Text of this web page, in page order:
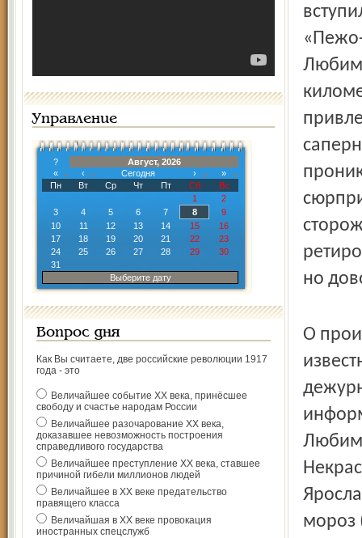
Управление
?
Август, 2026
«
‹ Сегодня ›
»
Пн
Вт Ср Чт Пт Сб
Вс
1
2
3
4 5 6 7 8
9
10
11 12 13 14 15
16
17
18 19 20 21 22
23
24
25 26 27 28 29
30
31
Выберите дату
Вопрос дня
Как Вы считаете, две российские революции 1917
года - это
Величайшее событие ХХ века, принёсшее
свободу и счастье народам России
Величайшее разочарование ХХ века,
доказавшее невозможность построения
справедливого государства
Величайшее преступление ХХ века, ставшее
причиной гибели миллионов людей
Величайшее в ХХ веке предательство
правящего класса
Величайшая в ХХ веке провокация
иностранных спецслужб
но
О
мороз